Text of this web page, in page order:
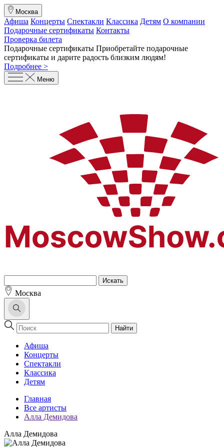
Москва
Афиша Концерты Спектакли Классика Детям О компании
Подарочные сертификаты Контакты
Проверка билета
Подарочные сертификаты Приобретайте подарочные
сертификаты и дарите радость близким людям!
Подробнее >
Меню
Москва
Найти
Афиша
Концерты
Спектакли
Классика
Детям
Главная
Все артисты
Алла Демидова
Алла Демидова